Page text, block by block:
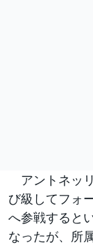
アントネッ
び級してフォ
へ参戦すると
なったが、所